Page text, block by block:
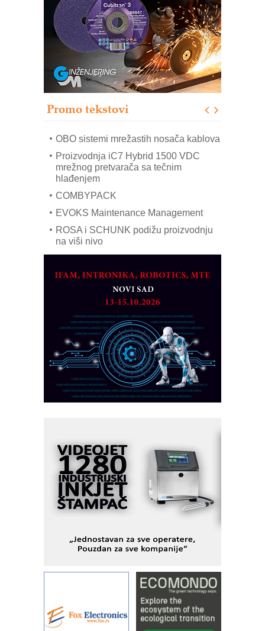
Promo tekstovi
Trajna oznaka kao dugoročna korist
Bezbednost na prvom mestu!
IB BLUMENAUER - više od 40 godina
poverenja u industriji
RMQ-TITAN ADVANCED INDICATOR
– Pametna signalizacija za efikasnije
upravljanje mašinama
Mitutoyo Crysta-Apex V PLUS: Nova
OBO sistemi mrežastih nosača kablova
Proizvodnja iC7 Hybrid 1500 VDC
mrežnog pretvarača sa tečnim
hlađenjem
COMBYPACK
EVOKS Maintenance Management
ROSA i SCHUNK podižu proizvodnju
na viši nivo
MAREX - Lim i mašine za savremena
Marcom-plast d.o.o.- vaš pouzdan
partner
CTO - Prilagodite svoju toplinsku
obradu!
Razvoj asortimanskog pravca MINI-
PLC AKYTEC
AUKOM: Svetski standard metrologije
dostupan u Srbiji
I.SAFE MOBILE revolucioniše
industrijsku automatizaciju
pionirskimmobile operator PANEL-OM
Fleksibilno stezanje i brzo
podešavanje u proizvodnji prototipova
KIP KOP – napredna rešenja za
objekte
Alba d.o.o. – 35 godina preciznosti u
IBeRTIM - oprema za ispitivanje
kontrole kvaliteta
STAUFF – Komponente koje